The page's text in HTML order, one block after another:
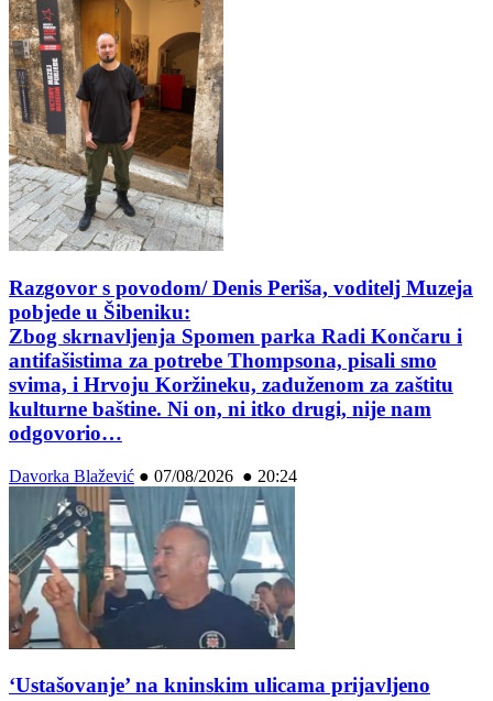
Razgovor s povodom/ Denis Periša, voditelj Muzeja
pobjede u Šibeniku:
Zbog skrnavljenja Spomen parka Radi Končaru i
antifašistima za potrebe Thompsona, pisali smo
svima, i Hrvoju Koržineku, zaduženom za zaštitu
kulturne baštine. Ni on, ni itko drugi, nije nam
odgovorio…
Davorka Blažević ● 07/08/2026 ● 20:24
‘Ustašovanje’ na kninskim ulicama prijavljeno